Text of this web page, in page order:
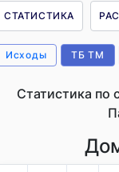
СТАТИСТИКА
Исходы ТБ ТМ
Статистика по